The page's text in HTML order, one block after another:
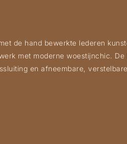
de hand bewerkte lederen
met moderne woestijnchic. De
en afneembare,